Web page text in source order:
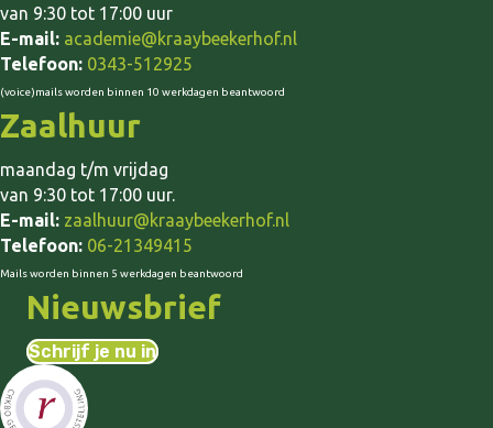
van 9:30 tot 17:00 uur
E-mail: academie@kraaybeekerhof.nl
Telefoon: 0343-512925
(voice)mails worden binnen 10 werkdagen beantwoord
Zaalhuur
maandag t/m vrijdag
van 9:30 tot 17:00 uur.
E-mail: zaalhuur@kraaybeekerhof.nl
Telefoon: 06-21349415
Mails worden binnen 5 werkdagen beantwoord
Nieuwsbrief
Schrijf je nu in